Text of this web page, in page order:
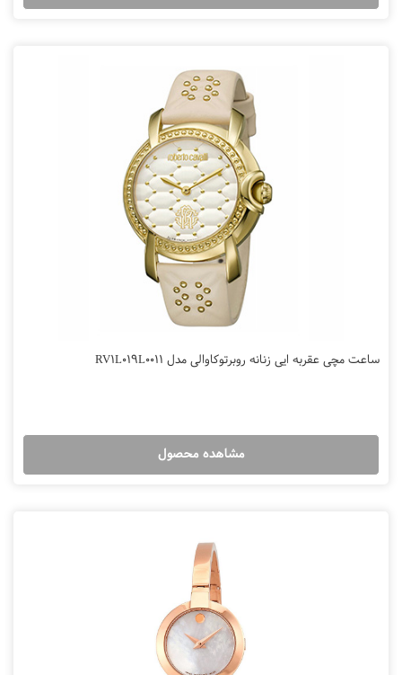
ساعت مچی عقربه ایی زنانه روبرتوکاوالی مدل RV1L019L0011
مشاهده محصول